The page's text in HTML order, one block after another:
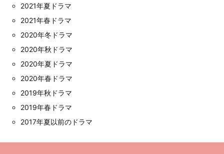
2021年夏ドラマ
2021年春ドラマ
2020年冬ドラマ
2020年秋ドラマ
2020年夏ドラマ
2020年春ドラマ
2019年秋ドラマ
2019年春ドラマ
2017年夏以前のドラマ